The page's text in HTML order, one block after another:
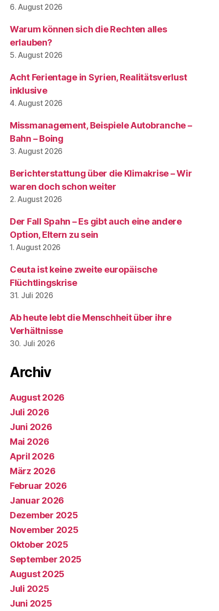
6. August 2026
Warum können sich die Rechten alles
erlauben?
5. August 2026
Acht Ferientage in Syrien, Realitätsverlust
inklusive
4. August 2026
Missmanagement, Beispiele Autobranche –
Bahn – Boing
3. August 2026
Berichterstattung über die Klimakrise – Wir
waren doch schon weiter
2. August 2026
Der Fall Spahn – Es gibt auch eine andere
Option, Eltern zu sein
1. August 2026
Ceuta ist keine zweite europäische
Flüchtlingskrise
31. Juli 2026
Ab heute lebt die Menschheit über ihre
Verhältnisse
30. Juli 2026
Archiv
August 2026
Juli 2026
Juni 2026
Mai 2026
April 2026
März 2026
Februar 2026
Januar 2026
Dezember 2025
November 2025
Oktober 2025
September 2025
August 2025
Juli 2025
Juni 2025